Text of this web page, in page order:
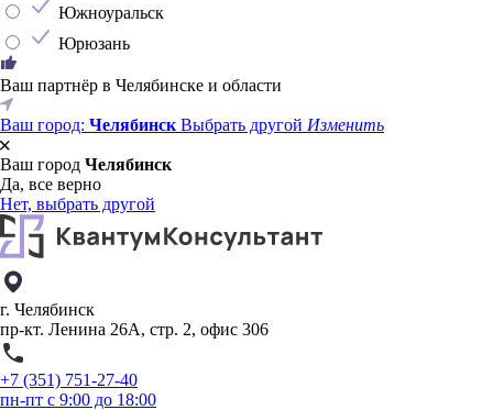
Южноуральск
Юрюзань
Ваш партнёр в Челябинске и области
Ваш город: Челябинск Выбрать другой Изменить
Ваш город Челябинск
Да, все верно
Нет, выбрать другой
г. Челябинск
пр-кт. Ленина 26А, стр. 2, офис 306
+7 (351) 751-27-40
пн-пт с 9:00 до 18:00